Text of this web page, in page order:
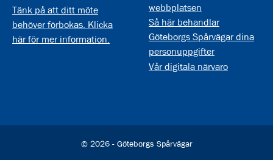
Tänk på att ditt möte
behöver förbokas. Klicka
här för mer information.
webbplatsen
Så här behandlar
Göteborgs Spårvägar dina
personuppgifter
Vår digitala närvaro
© 2026 - Göteborgs Spårvägar